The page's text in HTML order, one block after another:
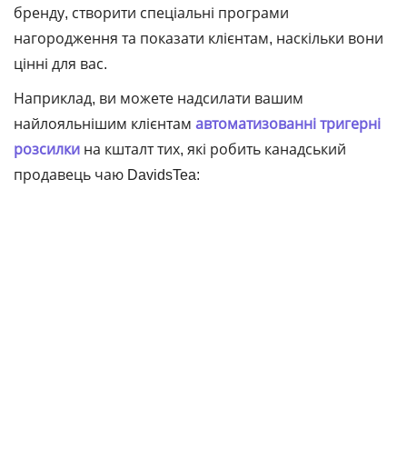
бренду, створити спеціальні програми
нагородження та показати клієнтам, наскільки вони
цінні для вас.
Наприклад, ви можете надсилати вашим
найлояльнішим клієнтам автоматизованні тригерні
розсилки на кшталт тих, які робить канадський
продавець чаю DavidsTea: